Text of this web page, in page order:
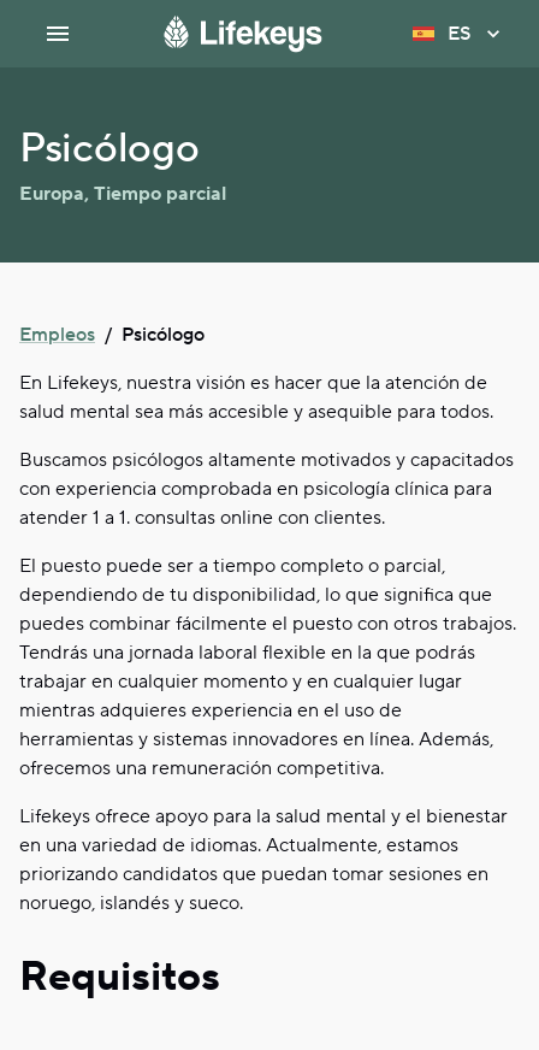
ES
Psicólogo
Europa, Tiempo parcial
Empleos / Psicólogo
En Lifekeys, nuestra visión es hacer que la atención de
salud mental sea más accesible y asequible para todos.
Buscamos psicólogos altamente motivados y capacitados
con experiencia comprobada en psicología clínica para
atender 1 a 1. consultas online con clientes.
El puesto puede ser a tiempo completo o parcial,
dependiendo de tu disponibilidad, lo que significa que
puedes combinar fácilmente el puesto con otros trabajos.
Tendrás una jornada laboral flexible en la que podrás
trabajar en cualquier momento y en cualquier lugar
mientras adquieres experiencia en el uso de
herramientas y sistemas innovadores en línea. Además,
ofrecemos una remuneración competitiva.
Lifekeys ofrece apoyo para la salud mental y el bienestar
en una variedad de idiomas. Actualmente, estamos
priorizando candidatos que puedan tomar sesiones en
noruego, islandés y sueco.
Requisitos